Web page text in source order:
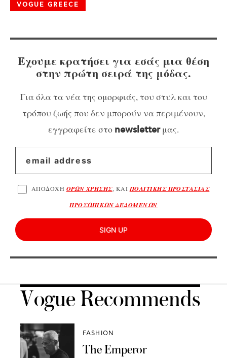
VOGUE GREECE
Έχουμε κρατήσει για εσάς μια θέση
στην πρώτη σειρά της μόδας.
Για όλα τα νέα της ομορφιάς, του στυλ και του
τρόπου ζωής που δεν μπορούν να περιμένουν,
εγγραφείτε στο newsletterμας.
ΑΠΟΔΟΧΗ ΟΡΩΝ ΧΡΗΣΗΣ, ΚΑΙ ΠΟΛΙΤΙΚΗΣ ΠΡΟΣΤΑΣΙΑΣ
ΠΡΟΣΩΠΙΚΩΝ ΔΕΔΟΜΕΝΩΝ
SIGN UP
Vogue Recommends
FASHION
The Emperor